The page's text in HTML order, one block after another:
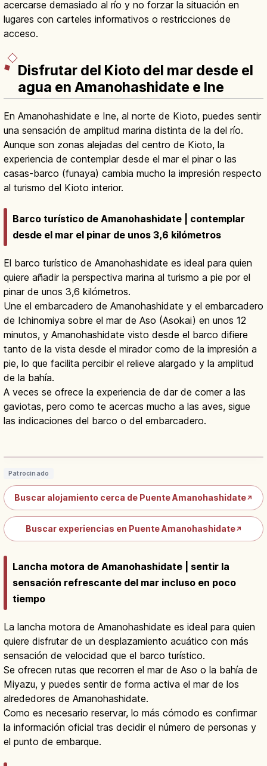
acercarse demasiado al río y no forzar la situación en
lugares con carteles informativos o restricciones de
acceso.
Disfrutar del Kioto del mar desde el
agua en Amanohashidate e Ine
En Amanohashidate e Ine, al norte de Kioto, puedes sentir
una sensación de amplitud marina distinta de la del río.
Aunque son zonas alejadas del centro de Kioto, la
experiencia de contemplar desde el mar el pinar o las
casas-barco (funaya) cambia mucho la impresión respecto
al turismo del Kioto interior.
Barco turístico de Amanohashidate | contemplar
desde el mar el pinar de unos 3,6 kilómetros
El barco turístico de Amanohashidate es ideal para quien
quiere añadir la perspectiva marina al turismo a pie por el
pinar de unos 3,6 kilómetros.
Une el embarcadero de Amanohashidate y el embarcadero
de Ichinomiya sobre el mar de Aso (Asokai) en unos 12
minutos, y Amanohashidate visto desde el barco difiere
tanto de la vista desde el mirador como de la impresión a
pie, lo que facilita percibir el relieve alargado y la amplitud
de la bahía.
A veces se ofrece la experiencia de dar de comer a las
gaviotas, pero como te acercas mucho a las aves, sigue
las indicaciones del barco o del embarcadero.
Patrocinado
Buscar alojamiento cerca de Puente Amanohashidate↗
Buscar experiencias en Puente Amanohashidate↗
Lancha motora de Amanohashidate | sentir la
sensación refrescante del mar incluso en poco
tiempo
La lancha motora de Amanohashidate es ideal para quien
quiere disfrutar de un desplazamiento acuático con más
sensación de velocidad que el barco turístico.
Se ofrecen rutas que recorren el mar de Aso o la bahía de
Miyazu, y puedes sentir de forma activa el mar de los
alrededores de Amanohashidate.
Como es necesario reservar, lo más cómodo es confirmar
la información oficial tras decidir el número de personas y
el punto de embarque.